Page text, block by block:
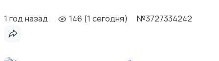
1 год назад 146 (1 сегодня) №3727334242